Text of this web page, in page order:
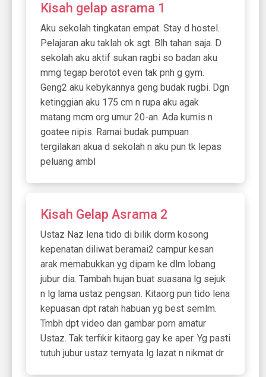
Kisah gelap asrama 1
Aku sekolah tingkatan empat. Stay d hostel.
Pelajaran aku taklah ok sgt. Blh tahan saja. D
sekolah aku aktif sukan ragbi so badan aku
mmg tegap berotot even tak pnh g gym.
Geng2 aku kebykannya geng budak rugbi. Dgn
ketinggian aku 175 cm n rupa aku agak
matang mcm org umur 20-an. Ada kumis n
goatee nipis. Ramai budak pumpuan
tergilakan akua d sekolah n aku pun tk lepas
peluang ambl
Kisah Gelap Asrama 2
Ustaz Naz lena tido di bilik dorm kosong
kepenatan diliwat beramai2 campur kesan
arak memabukkan yg dipam ke dlm lobang
jubur dia. Tambah hujan buat suasana lg sejuk
n lg lama ustaz pengsan. Kitaorg pun tido lena
kepuasan dpt ratah habuan yg best semlm.
Tmbh dpt video dan gambar porn amatur
Ustaz. Tak terfikir kitaorg gay ke aper. Yg pasti
tutuh jubur ustaz ternyata lg lazat n nikmat dr